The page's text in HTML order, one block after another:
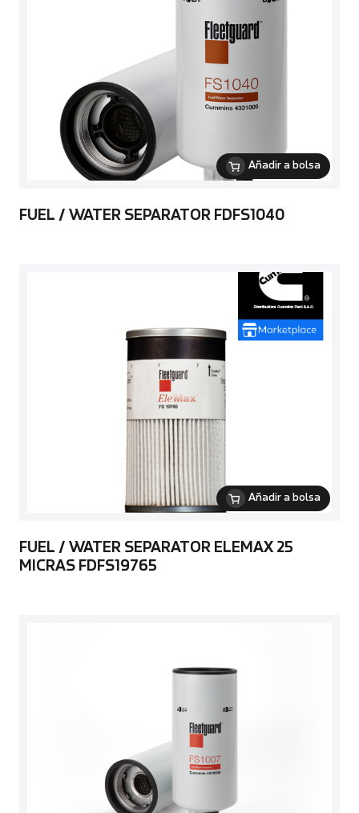
Añadir a bolsa
FUEL / WATER SEPARATOR FDFS1040
Añadir a bolsa
FUEL / WATER SEPARATOR ELEMAX 25
MICRAS FDFS19765